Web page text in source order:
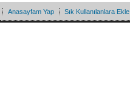
Anasayfam Yap Sık Kullanılanlara Ekle